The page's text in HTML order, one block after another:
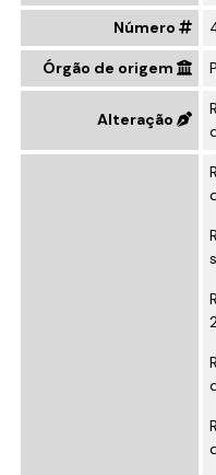
Número
Órgão de origem
Alteração